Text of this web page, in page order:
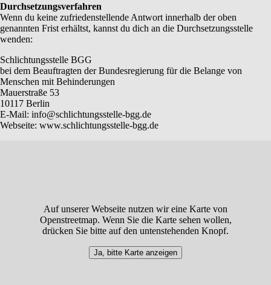
Durchsetzungsverfahren
Wenn du keine zufriedenstellende Antwort innerhalb der oben
genannten Frist erhältst, kannst du dich an die Durchsetzungsstelle
wenden:
Schlichtungsstelle BGG
bei dem Beauftragten der Bundesregierung für die Belange von
Menschen mit Behinderungen
Mauerstraße 53
10117 Berlin
E-Mail: info@schlichtungsstelle-bgg.de
Webseite: www.schlichtungsstelle-bgg.de
Auf unserer Webseite nutzen wir eine Karte von
Openstreetmap. Wenn Sie die Karte sehen wollen,
drücken Sie bitte auf den untenstehenden Knopf.
Ja, bitte Karte anzeigen